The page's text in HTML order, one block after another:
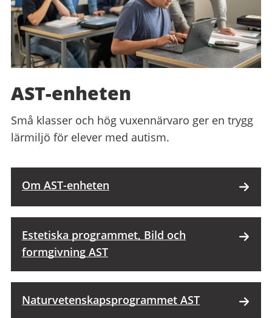
AST-enheten
Små klasser och hög vuxennärvaro ger en trygg
lärmiljö för elever med autism.
Om AST-enheten
Estetiska programmet, Bild och
formgivning AST
Naturvetenskaps­programmet AST